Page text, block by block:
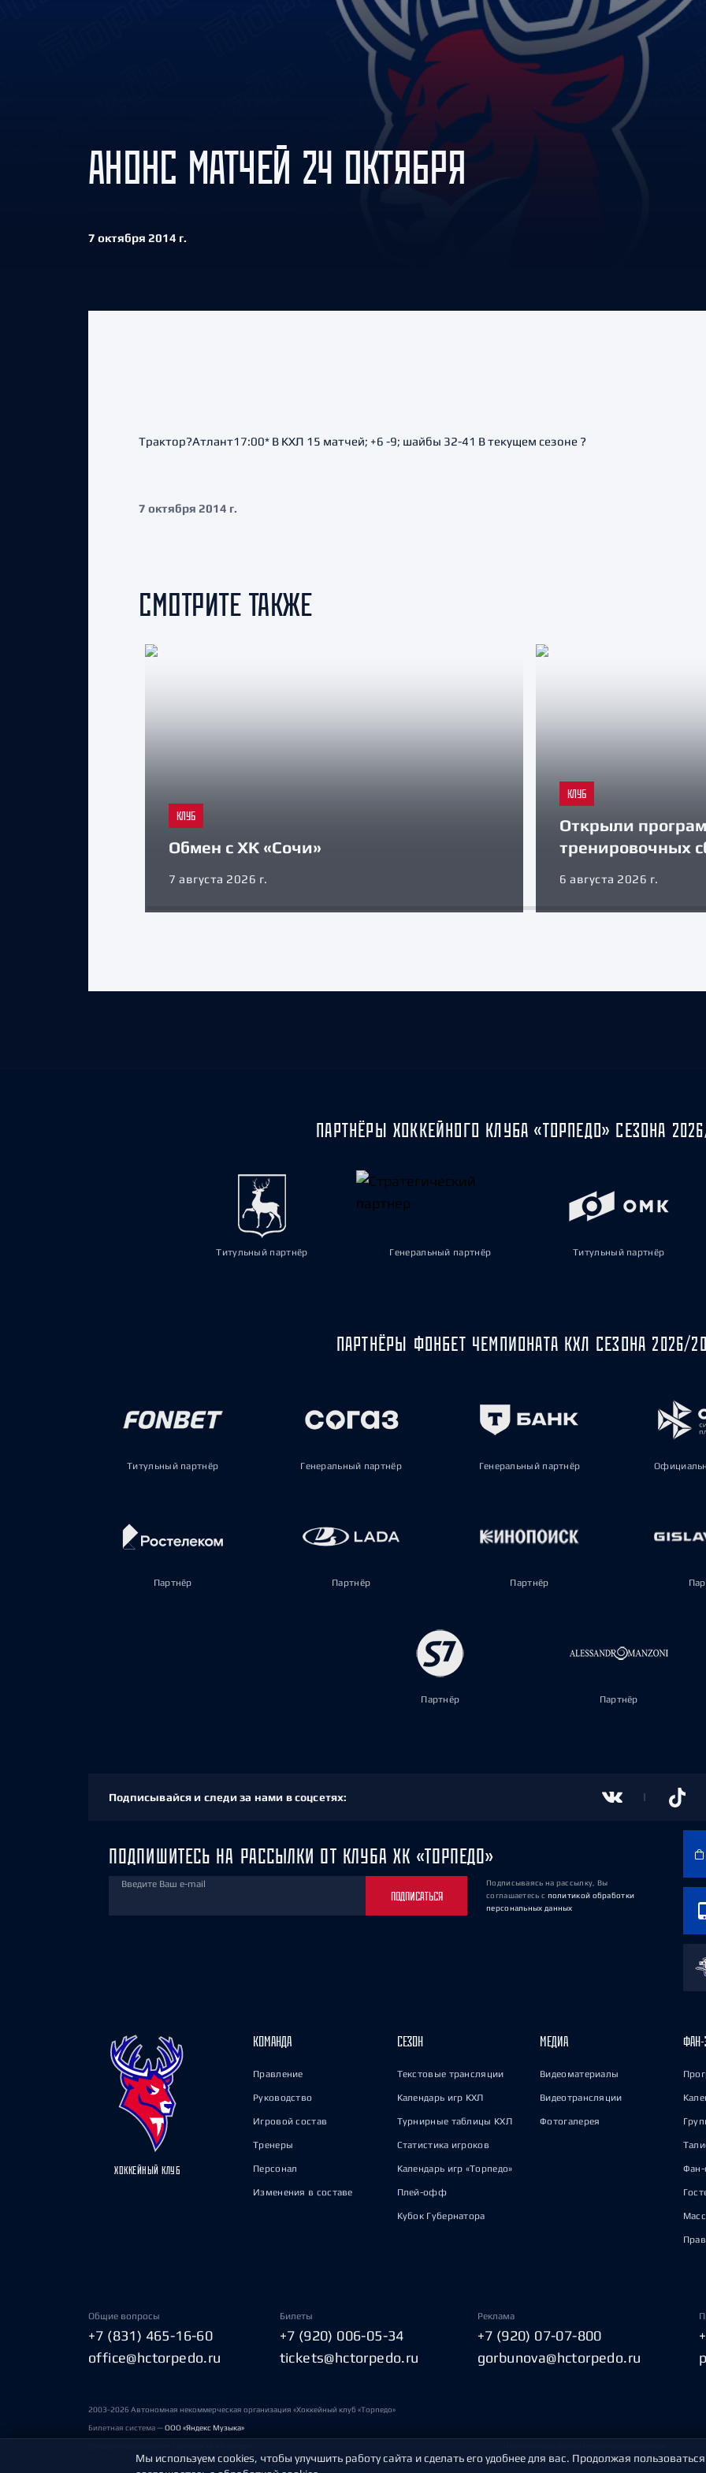
Амур
Барыс
Салават Юлаев
Сибирь
АНОНС МАТЧЕЙ 24 ОКТЯБРЯ
7 октября 2014 г.
Трактор?Атлант17:00* В КХЛ 15 матчей; +6 -9; шайбы 32-41 В текущем сезоне ?
7 октября 2014 г.
СМОТРИТЕ ТАКЖЕ
КЛУБ
Обмен с ХК «Сочи»
7 августа 2026 г.
КЛУБ
Открыли
тренировочных
6 августа 2026 г.
ПАРТНЁРЫ ХОККЕЙНОГО КЛУБА «ТОРПЕДО» СЕЗОНА
Титульный партнёр Генеральный партнёр Титульный партнёр
ПАРТНЁРЫ ФОНБЕТ ЧЕМПИОНАТА КХЛ СЕЗОНА 2026/
Титульный партнёр Генеральный партнёр Генеральный партнёр
Партнёр Партнёр Партнёр
Партнёр Партнёр
Подписывайся и следи за нами в соцсетях:
ПОДПИШИТЕСЬ НА РАССЫЛКИ ОТ КЛУБА ХК «ТОРПЕДО»
Введите Ваш e-mail
ПОДПИСАТЬСЯ
Подписываясь на рассылку, Вы
соглашаетесь с политикой обработки
персональных данных
ХОККЕЙНЫЙ КЛУБ
КОМАНДА
Правление
Руководство
Игровой состав
Тренеры
Персонал
Изменения в составе
СЕЗОН
Текстовые трансляции
Календарь игр КХЛ
Турнирные таблицы КХЛ
Статистика игроков
Календарь игр «Торпедо»
Плей-офф
Кубок Губернатора
МЕДИА
Видеоматериалы
Видеотрансляции
Фотогалерея
ФАН-
Фан-
Общие вопросы
+7 (831) 465-16-60
office@hctorpedo.ru
Билеты
+7 (920) 006-05-34
tickets@hctorpedo.ru
Реклама
+7 (920) 07-07-800
gorbunova@hctorpedo.ru
2003-2026 Автономная некоммерческая организация «Хоккейный клуб «Торпедо»
Билетная система —ООО «Яндекс Музыка»
Мы используем cookies, чтобы улучшить работу сайта и сделать его удобнее для вас. Продолжая